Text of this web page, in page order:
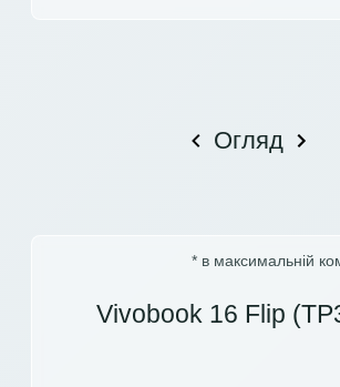
Огляд
* в максимальній
Vivobook 16 Flip